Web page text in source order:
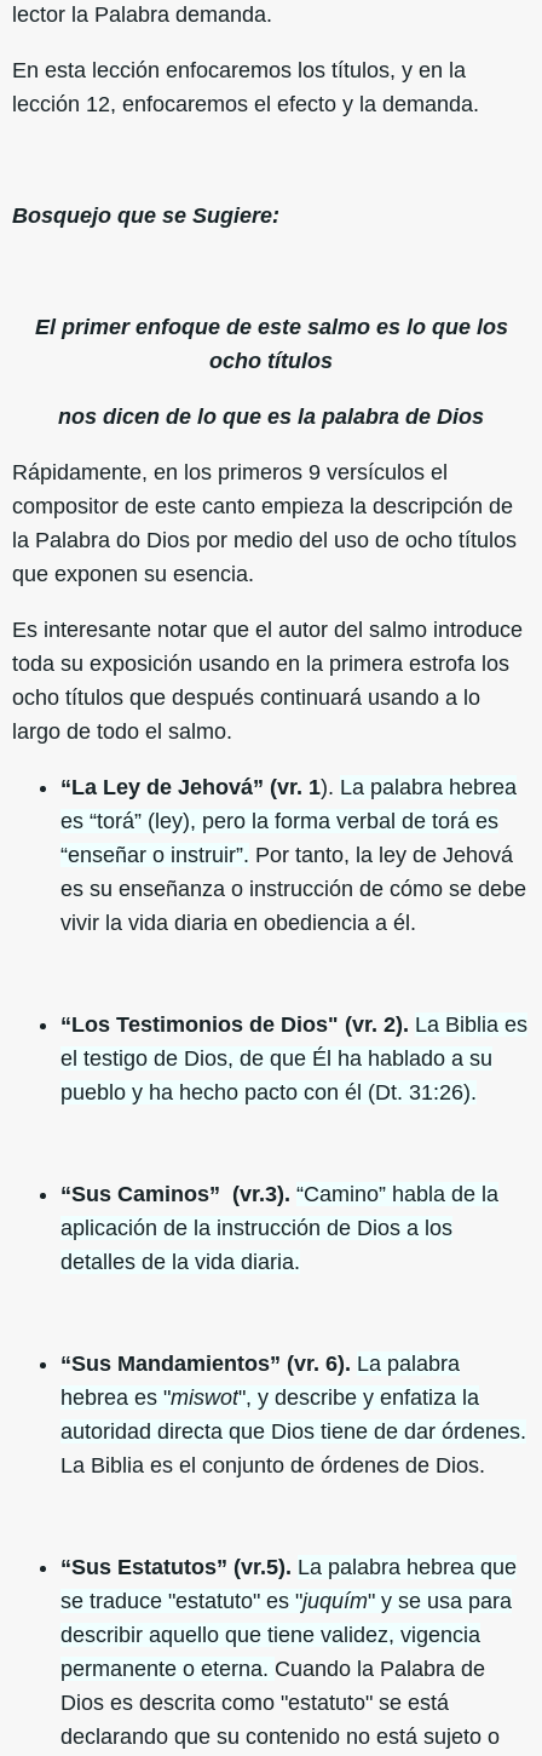
lector la Palabra demanda.
En esta lección enfocaremos los títulos, y en la
lección 12, enfocaremos el efecto y la demanda.
Bosquejo que se Sugiere:
El primer enfoque de este salmo es lo que los
ocho títulos
nos dicen de lo que es la palabra de Dios
Rápidamente, en los primeros 9 versículos el
compositor de este canto empieza la descripción de
la Palabra do Dios por medio del uso de ocho títulos
que exponen su esencia.
Es interesante notar que el autor del salmo introduce
toda su exposición usando en la primera estrofa los
ocho títulos que después continuará usando a lo
largo de todo el salmo.
“La Ley de Jehová” (vr. 1). La palabra hebrea
es “torá” (ley), pero la forma verbal de torá es
“enseñar o instruir”. Por tanto, la ley de Jehová
es su enseñanza o instrucción de cómo se debe
vivir la vida diaria en obediencia a él.
“Los Testimonios de Dios" (vr. 2). La Biblia es
el testigo de Dios, de que Él ha hablado a su
pueblo y ha hecho pacto con él (Dt. 31:26).
“Sus Caminos” (vr.3). “Camino” habla de la
aplicación de la instrucción de Dios a los
detalles de la vida diaria.
“Sus Mandamientos” (vr. 6). La palabra
hebrea es "miswot", y describe y enfatiza la
autoridad directa que Dios tiene de dar órdenes.
La Biblia es el conjunto de órdenes de Dios.
“Sus Estatutos” (vr.5). La palabra hebrea que
se traduce "estatuto" es "juquím" y se usa para
describir aquello que tiene validez, vigencia
permanente o eterna. Cuando la Palabra de
Dios es descrita como "estatuto" se está
declarando que su contenido no está sujeto o